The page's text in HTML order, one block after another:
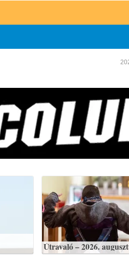
Útravaló – 2026.